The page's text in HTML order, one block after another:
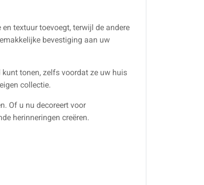
textuur toevoegt, terwijl de andere
bevestiging aan uw
tonen, zelfs voordat ze uw huis
collectie.
Of u nu decoreert voor
herinneringen creëren.